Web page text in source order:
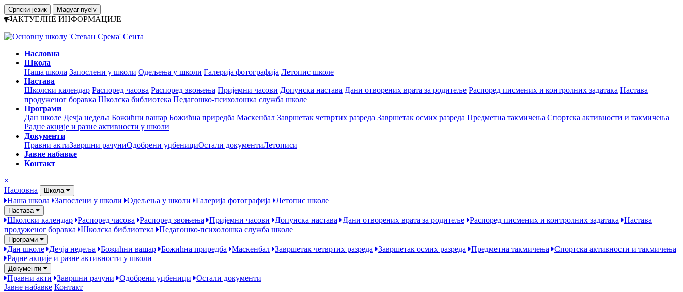
Српски језик Magyar nyelv
АКТУЕЛНЕ ИНФОРМАЦИЈЕ
Насловна
Школа
Наша школа Запослени у школи Одељења у школи Галерија фотографија Летопис школе
Настава
Школски календар Распоред часова Распоред звоњења Пријемни часови Допунска настава Дани отворених врата за родитеље Распоред писмених и контролних задатака Настава
продуженог боравка Школска библиотека Педагошко-психолошка служба школе
Програми
Дан школе Дечја недеља Божићни вашар Божићна приредба Маскенбал Завршетак четвртих разреда Завршетак осмих разреда Предметна такмичења Спортска активности и такмичења
Радне акције и разне активности у школи
Документи
Правни актиЗавршни рачуниОдобрени уџбенициОстали документиЛетописи
Јавне набавке
Контакт
×
Насловна
Школа
Наша школа Запослени у школи Одељења у школи Галерија фотографија Летопис школе
Настава
Школски календар Распоред часова Распоред звоњења Пријемни часови Допунска настава Дани отворених врата за родитеље Распоред писмених и контролних задатака
Настава
продуженог боравка
Школска библиотека Педагошко-психолошка служба школе
Програми
Дан школе Дечја недеља Божићни вашар Божићна приредба Маскенбал Завршетак четвртих разреда Завршетак осмих разреда Предметна такмичења
Спортска активности и такмичења
Радне акције и разне активности у школи
Документи
Правни акти Завршни рачуни Одобрени уџбеници
Остали документи
Јавне набавке Контакт